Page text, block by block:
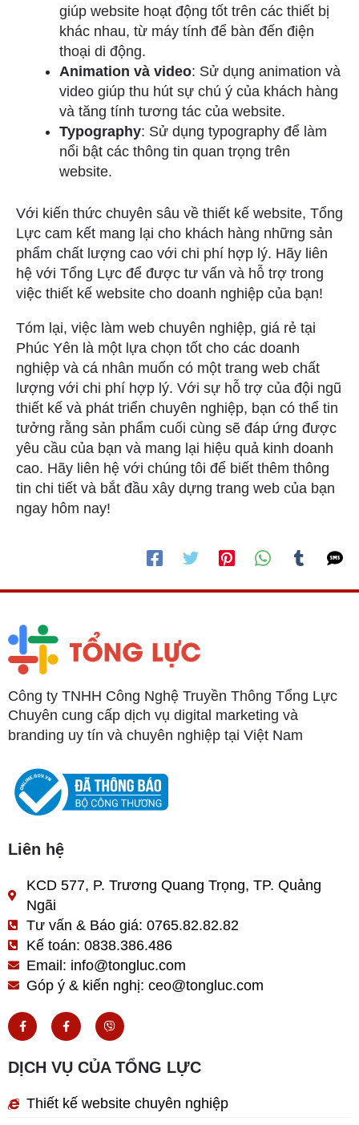
giúp website hoạt động tốt trên các thiết bị
khác nhau, từ máy tính để bàn đến điện
thoại di động.
Animation và video: Sử dụng animation và
video giúp thu hút sự chú ý của khách hàng
và tăng tính tương tác của website.
Typography: Sử dụng typography để làm
nổi bật các thông tin quan trọng trên
website.
Với kiến thức chuyên sâu về thiết kế website, Tổng
Lực cam kết mang lại cho khách hàng những sản
phẩm chất lượng cao với chi phí hợp lý. Hãy liên
hệ với Tổng Lực để được tư vấn và hỗ trợ trong
việc thiết kế website cho doanh nghiệp của bạn!
Tóm lại, việc làm web chuyên nghiệp, giá rẻ tại
Phúc Yên là một lựa chọn tốt cho các doanh
nghiệp và cá nhân muốn có một trang web chất
lượng với chi phí hợp lý. Với sự hỗ trợ của đội ngũ
thiết kế và phát triển chuyên nghiệp, bạn có thể tin
tưởng rằng sản phẩm cuối cùng sẽ đáp ứng được
yêu cầu của bạn và mang lại hiệu quả kinh doanh
cao. Hãy liên hệ với chúng tôi để biết thêm thông
tin chi tiết và bắt đầu xây dựng trang web của bạn
ngay hôm nay!
Công ty TNHH Công Nghệ Truyền Thông Tổng Lực
Chuyên cung cấp dịch vụ digital marketing và
branding uy tín và chuyên nghiệp tại Việt Nam
Liên hệ
KCD 577, P. Trương Quang Trọng, TP. Quảng
Ngãi
Tư vấn & Báo giá: 0765.82.82.82
Kế toán: 0838.386.486
Email: info@tongluc.com
Góp ý & kiến nghị: ceo@tongluc.com
F
a
c
b
o
F
a
c
b
o
-
V
i
b
r
DỊCH VỤ CỦA TỔNG LỰC
Thiết kế website chuyên nghiệp